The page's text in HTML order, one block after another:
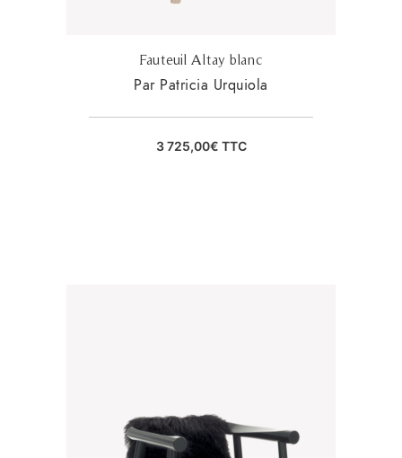
Fauteuil Altay blanc
Par Patricia Urquiola
3 725,00€ TTC